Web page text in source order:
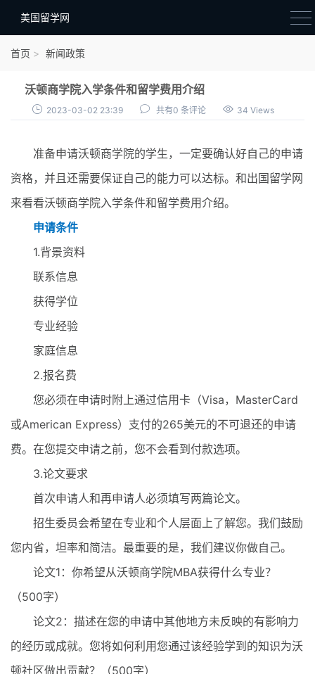
美国留学网
院校选择
材料准备
首页 新闻政策
沃顿商学院入学条件和留学费用介绍
2023-03-02 23:39 共有0 条评论 34 Views
准备申请沃顿商学院的学生，一定要确认好自己的申请
资格，并且还需要保证自己的能力可以达标。和出国留学网
来看看沃顿商学院入学条件和留学费用介绍。
申请条件
1.背景资料
联系信息
获得学位
专业经验
家庭信息
2.报名费
您必须在申请时附上通过信用卡（Visa，MasterCard
或American Express）支付的265美元的不可退还的申请
费。在您提交申请之前，您不会看到付款选项。
3.论文要求
首次申请人和再申请人必须填写两篇论文。
招生委员会希望在专业和个人层面上了解您。我们鼓励
您内省，坦率和简洁。最重要的是，我们建议你做自己。
论文1：你希望从沃顿商学院MBA获得什么专业？
（500字）
论文2：描述在您的申请中其他地方未反映的有影响力
的经历或成就。您将如何利用您通过该经验学到的知识为沃
顿社区做出贡献？（500字）